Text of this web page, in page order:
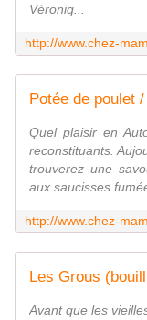
Véroniq...
Quel plaisir en
reconstituants.
trouverez une
aux saucisses
Avant que les